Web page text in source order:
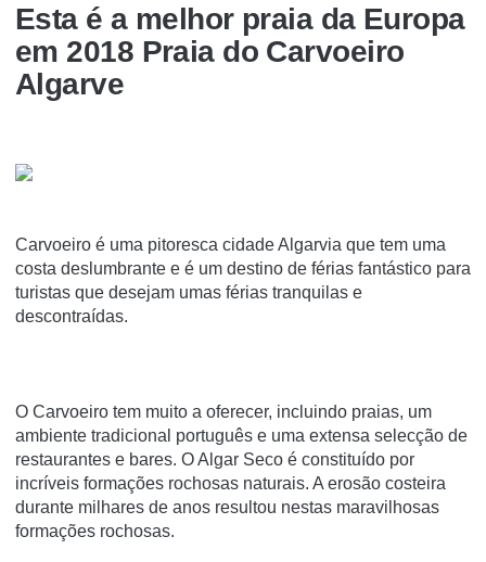
Esta é a melhor praia da Europa
em 2018 Praia do Carvoeiro
Algarve
Carvoeiro é uma pitoresca cidade Algarvia que tem uma
costa deslumbrante e é um destino de férias fantástico para
turistas que desejam umas férias tranquilas e
descontraídas.
O Carvoeiro tem muito a oferecer, incluindo praias, um
ambiente tradicional português e uma extensa selecção de
restaurantes e bares. O Algar Seco é constituído por
incríveis formações rochosas naturais. A erosão costeira
durante milhares de anos resultou nestas maravilhosas
formações rochosas.